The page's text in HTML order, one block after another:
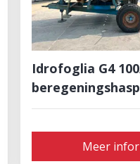
Idrofoglia G4
Meer